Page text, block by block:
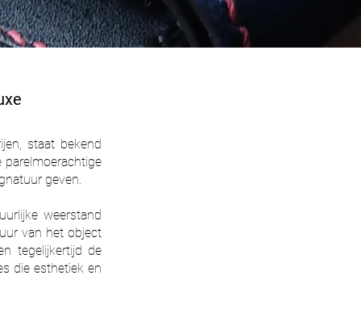
staat bekend
geven.
weerstand
van het object
tegelijkertijd de
die esthetiek en